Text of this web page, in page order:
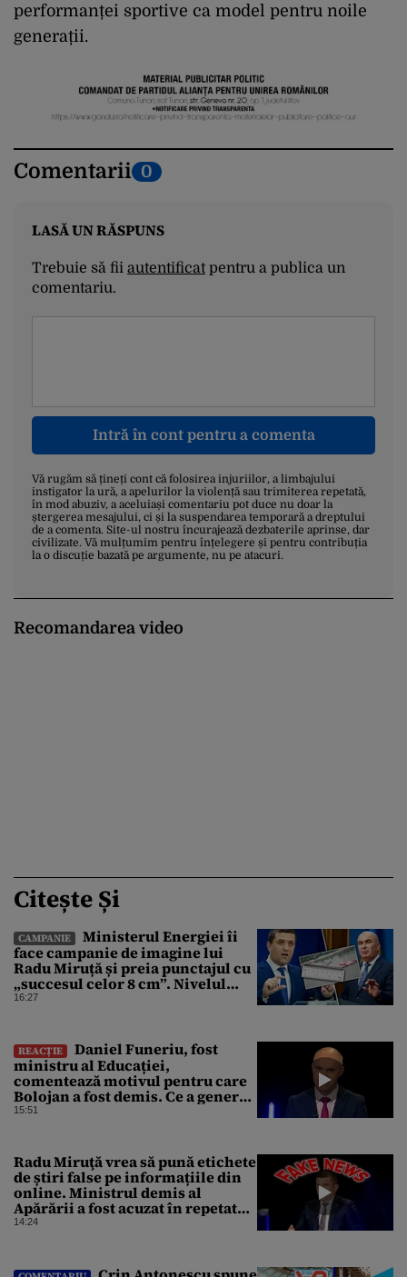
performanței sportive ca model pentru noile
generații.
Comentarii 0
LASĂ UN RĂSPUNS
Trebuie să fii autentificatpentru a publica un
comentariu.
Intră în cont pentru a comenta
Vă rugăm să țineți cont că folosirea injuriilor, a limbajului
instigator la ură, a apelurilor la violență sau trimiterea repetată,
în mod abuziv, a aceluiași comentariu pot duce nu doar la
ștergerea mesajului, ci și la suspendarea temporară a dreptului
de a comenta. Site-ul nostru încurajează dezbaterile aprinse, dar
civilizate. Vă mulțumim pentru înțelegere și pentru contribuția
la o discuție bazată pe argumente, nu pe atacuri.
Recomandarea video
Citește Și
CAMPANIE
Ministerul Energiei îi
face campanie de imagine lui
Radu Miruță și preia punctajul cu
„succesul celor 8 cm”. Nivelul
Dunării a crescut cu 4 cm
16:27
REACȚIE
Daniel Funeriu, fost
ministru al Educației,
comentează motivul pentru care
Bolojan a fost demis. Ce a generat
eșecul guvernării
15:51
Radu Miruţă vrea să pună etichete
de știri false pe informațiile din
online. Ministrul demis al
Apărării a fost acuzat în repetate
rânduri că răspândeşte el însuși
14:24